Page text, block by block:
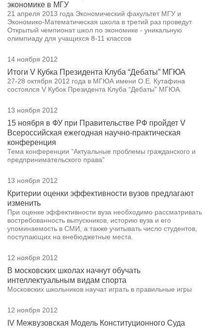
экономике в МГУ
21 апреля 2013 года Экономический факультет МГУ и
Экономико-Математическая школа в третий раз проведут
Открытый чемпионат школ по экономике - уникальную
олимпиаду для учащихся 8-11 классов
14 ноября 2012
Итоги V Кубка Президента Клуба “Дебаты” МГЮА
27-28 октября 2012 года в МГЮА имени О.Е. Кутафина
состоялся V Кубок Президента Клуба “Дебаты” МГЮА.
13 ноября 2012
15 ноября в ФУ при Правительстве РФ пройдет V
Всероссийская ежегодная научно-практическая
конференция
Тема конференции "Актуальные проблемы гражданского и
предпринимательского права"
13 ноября 2012
Критерии оценки эффективности вузов предлагают
изменить
При оценке эффективности вуза необходимо рассматривать
востребованность выпускников, историю вуза и его
упоминаемость в СМИ, а также учитывать число студентов,
поступающих на внебюджетные места.
12 ноября 2012
В московских школах начнут обучать
интеллектуальным видам спорта
Московских школьников научат играть в правильные игры
12 ноября 2012
IV Межвузовская Модель Конституционного Суда